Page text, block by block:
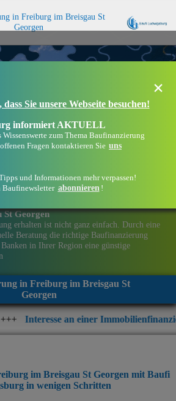
in Freiburg im Breisgau St
Georgen
St Georgen
erhalten ist nicht ganz einfach. Durch eine
Beratung die richtige Baufinanzierung
in Ihrer Region eine günstige
in Freiburg im Breisgau St
Georgen
an einer Immobilienfinanzierung?
×
Sie unsere Webseite besuchen!
informiert AKTUELL
Wissenswerte zum Thema Baufinanzierung
Fragen kontaktieren Sie uns
und Informationen mehr verpassen!
Baufinewsletter abonnieren !
im Breisgau St Georgen mit Baufi
in wenigen Schritten